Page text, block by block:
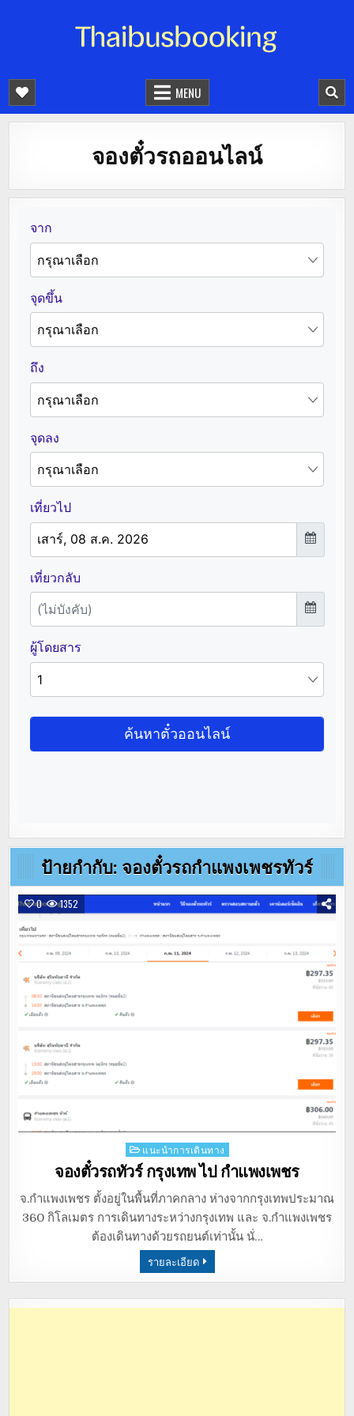
จองตั๋วรถออนไลน์ 24 ชั่วโมง
MENU
จองตั๋วรถออนไลน์
ป้ายกำกับ: จองตั๋วรถกำแพงเพชรทัวร์
0 1352
Posted
in
แนะนำการเดินทาง
จองตั๋วรถทัวร์ กรุงเทพ ไป กำแพงเพชร
จ.กำแพงเพชร ตั้งอยู่ในพื้นที่ภาคกลาง ห่างจากกรุงเทพประมาณ
360 กิโลเมตร การเดินทางระหว่างกรุงเทพ และ จ.กำแพงเพชร
ต้องเดินทางด้วยรถยนต์เท่านั้น นั่…
รายละเอียด